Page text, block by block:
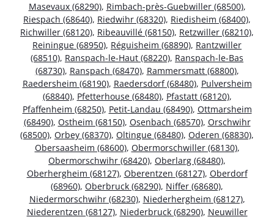
Masevaux (68290), Rimbach-près-Guebwiller (68500),
Riespach (68640), Riedwihr (68320), Riedisheim (68400),
Richwiller (68120), Ribeauvillé (68150), Retzwiller (68210),
Reiningue (68950), Réguisheim (68890), Rantzwiller
(68510), Ranspach-le-Haut (68220), Ranspach-le-Bas
(68730), Ranspach (68470), Rammersmatt (68800),
Raedersheim (68190), Raedersdorf (68480), Pulversheim
(68840), Pfetterhouse (68480), Pfastatt (68120),
Pfaffenheim (68250), Petit-Landau (68490), Ottmarsheim
(68490), Ostheim (68150), Osenbach (68570), Orschwihr
(68500), Orbey (68370), Oltingue (68480), Oderen (68830),
Obersaasheim (68600), Obermorschwiller (68130),
Obermorschwihr (68420), Oberlarg (68480),
Oberhergheim (68127), Oberentzen (68127), Oberdorf
(68960), Oberbruck (68290), Niffer (68680),
Niedermorschwihr (68230), Niederhergheim (68127),
Niederentzen (68127), Niederbruck (68290), Neuwiller